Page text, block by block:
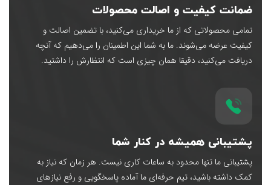
ضمانت کیفیت و اصالت محصولات
تمامی محصولاتی که از ما خریداری می‌کنید، با تضمین اصالت و
کیفیت عرضه می‌شوند. ما به شما این اطمینان را می‌دهیم که آنچه
دریافت می‌کنید، دقیقا همان چیزی است که انتظارش را داشتید.
پشتیبانی همیشه در کنار شما
پشتیبانی ما تنها محدود به ساعات کاری نیست. هر زمان که نیاز به
کمک داشته باشید، تیم حرفه‌ای ما آماده پاسخگویی و رفع نیازهای